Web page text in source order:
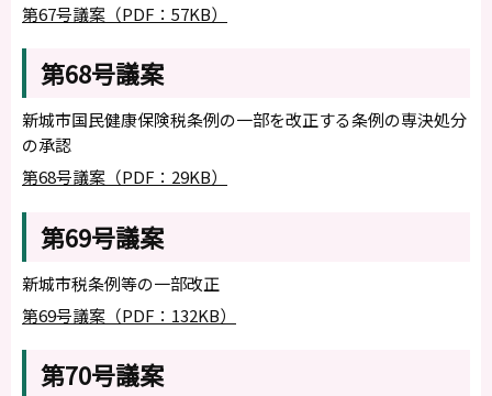
第67号議案（PDF：57KB）
第68号議案
新城市国民健康保険税条例の一部を改正する条例の専決処分
の承認
第68号議案（PDF：29KB）
第69号議案
新城市税条例等の一部改正
第69号議案（PDF：132KB）
第70号議案